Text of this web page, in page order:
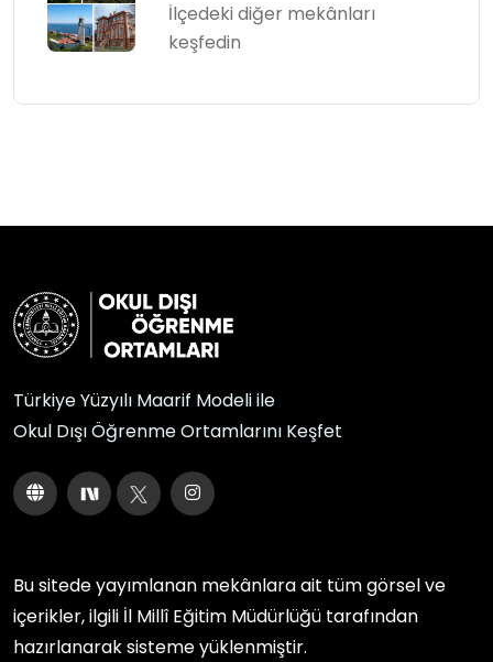
İlçedeki diğer mekânları
keşfedin
Türkiye Yüzyılı Maarif Modeli ile
Okul Dışı Öğrenme Ortamlarını Keşfet
Bu sitede yayımlanan mekânlara ait tüm görsel ve
içerikler, ilgili İl Millî Eğitim Müdürlüğü tarafından
hazırlanarak sisteme yüklenmiştir.